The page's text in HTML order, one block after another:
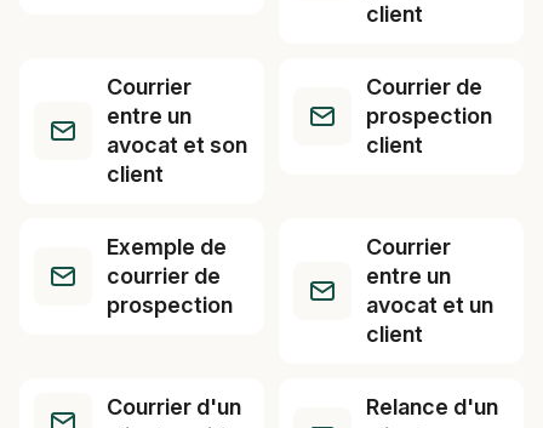
client
Courrier
entre un
avocat et son
client
Courrier de
prospection
client
Exemple de
courrier de
prospection
Courrier
entre un
avocat et un
client
Courrier d'un
Relance d'un